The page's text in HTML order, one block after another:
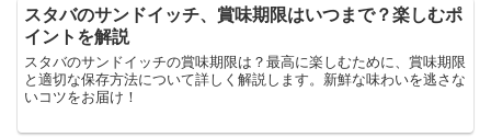
スタバのサンドイッチ、賞味期限はいつまで？楽しむポ
イントを解説
スタバのサンドイッチの賞味期限は？最高に楽しむために、賞味期限
と適切な保存方法について詳しく解説します。新鮮な味わいを逃さな
いコツをお届け！